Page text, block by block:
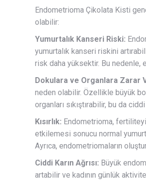
Endometrioma Çikolata Kisti
olabilir:
Yumurtalık Kanseri Riski:
yumurtalık kanseri riskini
risk daha yüksektir. Bu nedenle,
Dokulara ve Organlara Zarar
neden olabilir. Özellikle büyük
organları sıkıştırabilir, bu da
Kısırlık: Endometrioma,
etkilemesi sonucu normal
Ayrıca, endometriomaların
Ciddi Karın Ağrısı: Büyük
artabilir ve kadının günlük